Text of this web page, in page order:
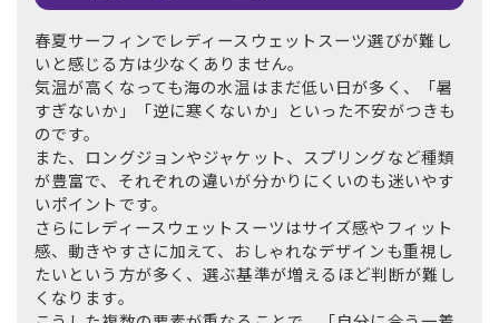
春夏サーフィンでレディースウェットスーツ選びが難し
いと感じる方は少なくありません。
気温が高くなっても海の水温はまだ低い日が多く、「暑
すぎないか」「逆に寒くないか」といった不安がつきも
のです。
また、ロングジョンやジャケット、スプリングなど種類
が豊富で、それぞれの違いが分かりにくいのも迷いやす
いポイントです。
さらにレディースウェットスーツはサイズ感やフィット
感、動きやすさに加えて、おしゃれなデザインも重視し
たいという方が多く、選ぶ基準が増えるほど判断が難し
くなります。